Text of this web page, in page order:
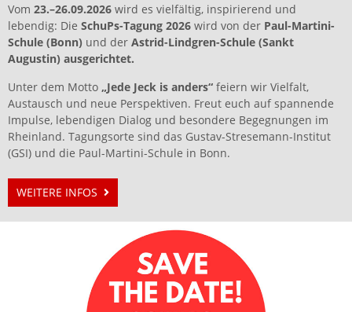
Vom 23.–26.09.2026 wird es vielfältig, inspirierend und
lebendig: Die SchuPs-Tagung 2026 wird von der Paul-Martini-
Schule (Bonn) und der Astrid-Lindgren-Schule (Sankt
Augustin) ausgerichtet.
Unter dem Motto „Jede Jeck is anders“ feiern wir Vielfalt,
Austausch und neue Perspektiven. Freut euch auf spannende
Impulse, lebendigen Dialog und besondere Begegnungen im
Rheinland. Tagungsorte sind das Gustav-Stresemann-Institut
(GSI) und die Paul-Martini-Schule in Bonn.
WEITERE INFOS